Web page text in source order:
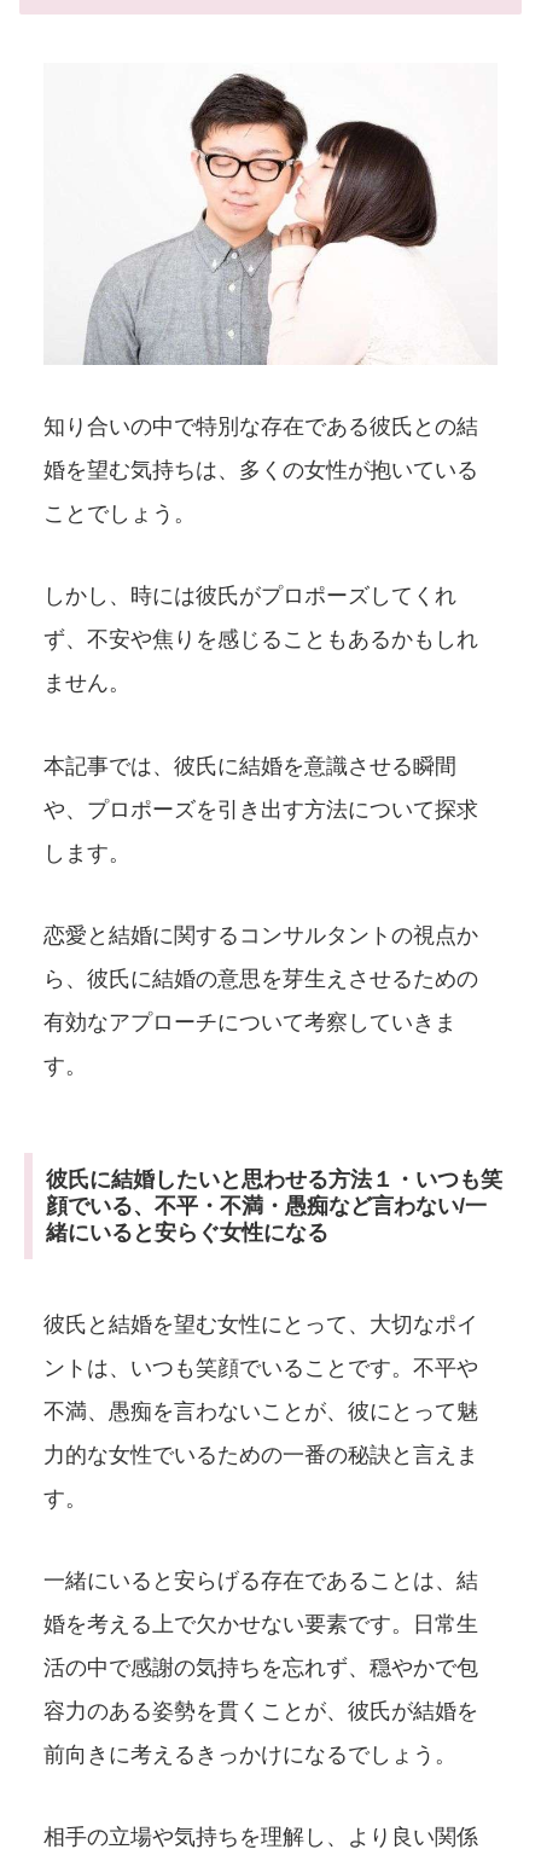
知り合いの中で特別な存在である彼氏との結
婚を望む気持ちは、多くの女性が抱いている
ことでしょう。
しかし、時には彼氏がプロポーズしてくれ
ず、不安や焦りを感じることもあるかもしれ
ません。
本記事では、彼氏に結婚を意識させる瞬間
や、プロポーズを引き出す方法について探求
します。
恋愛と結婚に関するコンサルタントの視点か
ら、彼氏に結婚の意思を芽生えさせるための
有効なアプローチについて考察していきま
す。
彼氏に結婚したいと思わせる方法１・いつも笑
顔でいる、不平・不満・愚痴など言わない/一
緒にいると安らぐ女性になる
彼氏と結婚を望む女性にとって、大切なポイ
ントは、いつも笑顔でいることです。不平や
不満、愚痴を言わないことが、彼にとって魅
力的な女性でいるための一番の秘訣と言えま
す。
一緒にいると安らげる存在であることは、結
婚を考える上で欠かせない要素です。日常生
活の中で感謝の気持ちを忘れず、穏やかで包
容力のある姿勢を貫くことが、彼氏が結婚を
前向きに考えるきっかけになるでしょう。
相手の立場や気持ちを理解し、より良い関係